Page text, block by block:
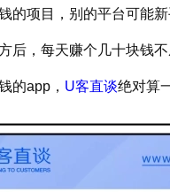
的项目，别的平台可能
后，每天赚个几十块钱
的app， U客直谈绝对算